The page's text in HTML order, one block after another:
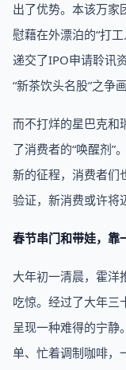
出了优势。本该万家
慰藉在外漂泊的“打
递交了IPO申请聆讯
“新茶饮头名股”之争
而不打烊的星巴克和
了消费者的“唤醒剂”
新的征程，消费者们
验证，新消费或许将
春节串门和带娃，靠
大年初一清晨，霍洋
吃惊。经过了大年三
呈现一种难得的宁静
单、忙着调制咖啡，